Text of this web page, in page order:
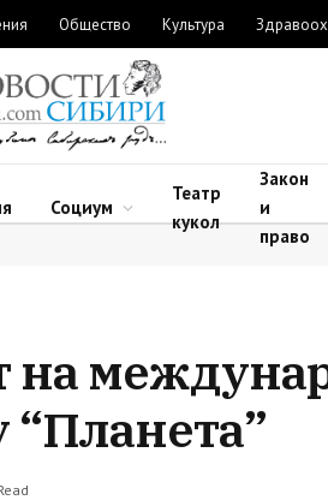
Общество Культура
Социум
Театр
кукол
Закон
и
право
на